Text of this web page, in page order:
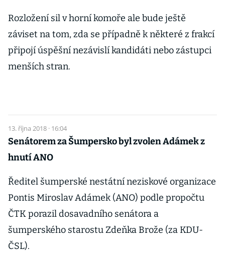
Rozložení sil v horní komoře ale bude ještě
záviset na tom, zda se případně k některé z frakcí
připojí úspěšní nezávislí kandidáti nebo zástupci
menších stran.
13. října 2018 · 16:04
Senátorem za Šumpersko byl zvolen Adámek z
hnutí ANO
Ředitel šumperské nestátní neziskové organizace
Pontis Miroslav Adámek (ANO) podle propočtu
ČTK porazil dosavadního senátora a
šumperského starostu Zdeňka Brože (za KDU-
ČSL).